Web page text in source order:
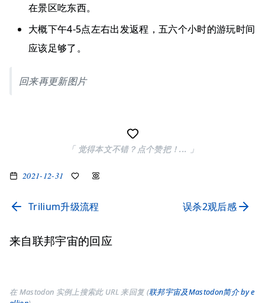
在景区吃东西。
大概下午4-5点左右出发返程，五六个小时的游玩时间
应该足够了。
回来再更新图片
「 觉得本文不错？点个赞把！... 」
2021-12-31
Trilium升级流程 误杀2观后感
来自联邦宇宙的回应
在 Mastodon 实例上搜索此 URL 来回复 (联邦宇宙及Mastodon简介 by e